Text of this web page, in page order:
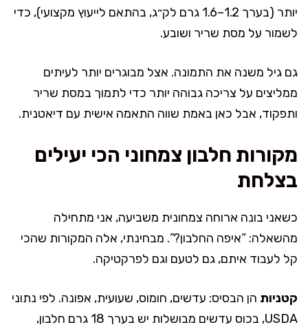
יותר (בערך 1.2–1.6 גרם לק״ג, בהתאם לייעוץ מקצועי), כדי
לשמור על מסת שריר ושובע.
גם גיל משנה את התמונה. אצל מבוגרים יותר לעיתים
ממליצים על צריכה גבוהה יותר כדי לתמוך במסת שריר
ותפקוד, אבל כאן באמת שווה התאמה אישית עם דיאטנית.
מקורות חלבון צמחוני הכי יעילים
בצלחת
כשאני בונה ארוחה צמחונית משביעה, אני מתחילה
מהשאלה: “איפה החלבון?”. מבחינתי, אלה המקורות שהכי
קל לעבוד איתם, גם לטעם וגם לפרקטיקה.
קטניות הן הבסיס: עדשים, חומוס, שעועית, אפונה. לפי נתוני
USDA, בכוס עדשים מבושלות יש בערך 18 גרם חלבון,